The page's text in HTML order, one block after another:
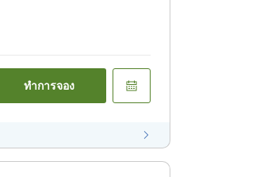
ทำการจอง